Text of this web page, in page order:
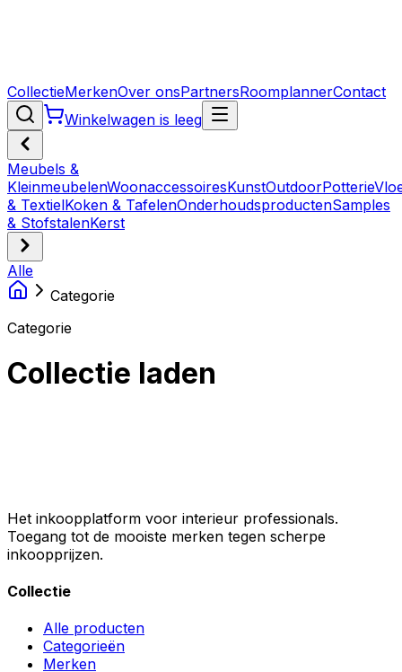
CollectieMerkenOver onsPartnersRoomplannerContact
Winkelwagen is leeg
Meubels &
KleinmeubelenWoonaccessoiresKunstOutdoorPotterie
& TextielKoken & TafelenOnderhoudsproductenSamples
& StofstalenKerst
Alle
Categorie
Categorie
Collectie laden
Het inkoopplatform voor interieur professionals.
Toegang tot de mooiste merken tegen scherpe
inkoopprijzen.
Collectie
Alle producten
Categorieën
Merken